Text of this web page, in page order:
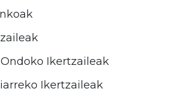
Ikertzaileak
Ikertzaileak